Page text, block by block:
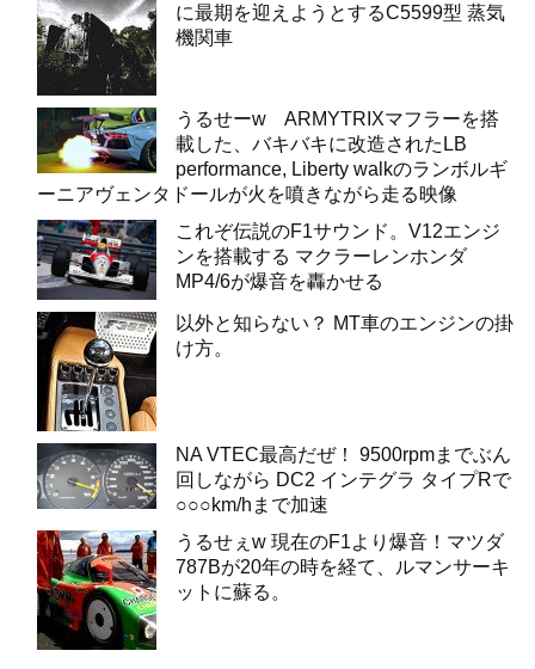
に最期を迎えようとするC5599型 蒸気
機関車
うるせーw ARMYTRIXマフラーを搭
載した、バキバキに改造されたLB
performance, Liberty walkのランボルギ
ーニアヴェンタドールが火を噴きながら走る映像
これぞ伝説のF1サウンド。V12エンジ
ンを搭載する マクラーレンホンダ
MP4/6が爆音を轟かせる
以外と知らない？ MT車のエンジンの掛
け方。
NA VTEC最高だぜ！ 9500rpmまでぶん
回しながら DC2 インテグラ タイプRで
○○○km/hまで加速
うるせぇw 現在のF1より爆音！マツダ
787Bが20年の時を経て、ルマンサーキ
ットに蘇る。